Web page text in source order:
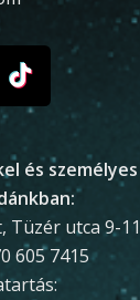
és
Tüzér utca 9-
605 7415